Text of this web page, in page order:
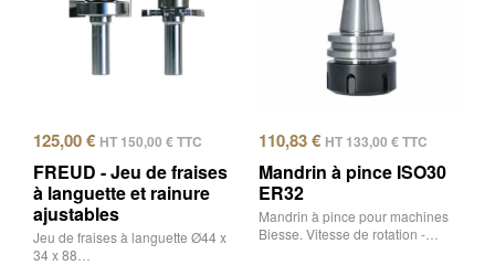
125,00€ HT 150,00 €TTC
FREUD - Jeu de fraises
à languette et rainure
ajustables
Jeu de fraises à languette Ø44 x
34 x 88…
110,83€ HT 133,00 €TTC
Mandrin à pince ISO30
ER32
Mandrin à pince pour machines
Biesse. Vitesse de rotation -…